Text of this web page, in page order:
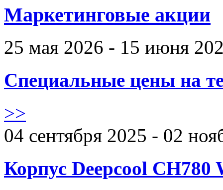
Маркетинговые акции
25 мая 2026 - 15 июня
Специальные цены на
>>
04 сентября 2025 - 02
Корпус Deepcool CH780